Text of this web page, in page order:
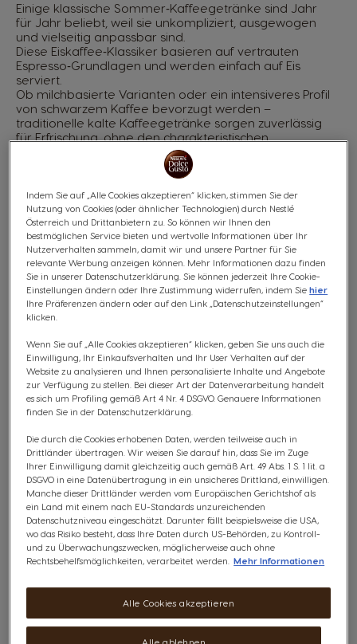
Einige klassische Sommer‑Kaffeegetränke sind Jahr
für Jahr beliebt, weil sie unkompliziert, ausgewogen
und vielseitig anpassbar sind.
Diese Eiskaffee‑Klassiker basieren auf vertrauten
Espresso‑Grundlagen und werden einfach auf Eis
serviert.
Ob milchbasierte Varianten oder ein intensiveres Profil
von schwarzem Kaffee bevorzugt werden –
traditionelle kalte Kaffeegetränke sorgen zuverlässig
für Erfrischung, ohne den charakteristischen
Geschmack des Originals zu verlieren.
Iced Latte, Iced Cappuccino & Iced Americano
Iced Latte, Iced Cappuccino und Iced Americano
zählen zu den bekanntesten
Sommer‑Kaffeegetränken.
Ein Iced Latte kombiniert Espresso, kalte Milch und Eis.
Das Ergebnis ist weich, mild und leicht cremig. Wer den
Unterschied zwischen Iced Latte und Iced Cappuccino
entdecken möchte, findet ihn vor allem in der Textur:
Milchschaum, was für ein leichteres Mundgefühl sorgt,
bei einem ähnlichen Verhältnis von Kaffee und Milch.
Ein Iced Americano besteht aus Espresso, der mit
kaltem Wasser und Eis verlängert wird. Dadurch
entsteht ein klareres, direkteres Kaffeearoma. Im
Gegensatz zu Eiskaffee, der auch als kalt gebrühter
Kaffee bezeichnet werden kann, ist der Americano
kalt immer espresso‑basiert.
Wer die eigene Variante zu Hause zubereiten möchte,
findet in unseremGuide zur Eiskaffee Zubereitung
eine einfache Anleitung für einen Iced Latte: Espresso
aufbrühen, über Eis gießen, kalte Milch hinzufügen und
das Milchverhältnis je nach gewünschter Stärke und
Cremigkeit anpassen.
Saisonale Eisgetränke enthalten häufig aromatisierten
Kaffee, der klassischen Espresso‑Rezepturen eine
Indem Sie auf „Alle Cookies akzeptieren“ klicken, stimmen Sie der
Nutzung von Cookies (oder ähnlicher Technologien) durch Nestlé
Österreich und Drittanbietern zu. So können wir Ihnen den
bestmöglichen Service bieten und wertvolle Informationen über Ihr
Nutzerverhalten sammeln, damit wir und unsere Partner für Sie
relevante Werbung anzeigen können. Mehr Informationen dazu finden
Sie in unserer Datenschutzerklärung. Sie können jederzeit Ihre Cookie-
Einstellungen ändern oder Ihre Zustimmung widerrufen, indem Siehier
Ihre Präferenzen ändern oder auf den Link „Datenschutzeinstellungen“
klicken.
Wenn Sie auf „Alle Cookies akzeptieren“ klicken, geben Sie uns auch die
Einwilligung, Ihr Einkaufsverhalten und Ihr User Verhalten auf der
Website zu analysieren und Ihnen personalisierte Inhalte und Angebote
zur Verfügung zu stellen. Bei dieser Art der Datenverarbeitung handelt
es sich um Profiling gemäß Art 4 Nr. 4 DSGVO. Genauere Informationen
finden Sie in der Datenschutzerklärung.
Die durch die Cookies erhobenen Daten, werden teilweise auch in
Drittländer übertragen. Wir weisen Sie darauf hin, dass Sie im Zuge
Ihrer Einwilligung damit gleichzeitig auch gemäß Art. 49 Abs. 1 S. 1 lit. a
DSGVO in eine Datenübertragung in ein unsicheres Drittland, einwilligen.
Manche dieser Drittländer werden vom Europäischen Gerichtshof als
ein Land mit einem nach EU-Standards unzureichenden
Datenschutzniveau eingeschätzt. Darunter fällt beispielsweise die USA,
wo das Risiko besteht, dass Ihre Daten durch US-Behörden, zu Kontroll-
und zu Überwachungszwecken, möglicherweise auch ohne
Rechtsbehelfsmöglichkeiten, verarbeitet werden.
Mehr Informationen
Alle Cookies akzeptieren